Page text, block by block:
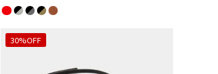
30%OFF